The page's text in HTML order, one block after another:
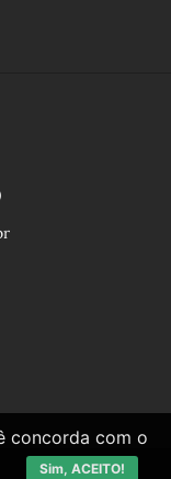
concorda com o
Sim, ACEITO!